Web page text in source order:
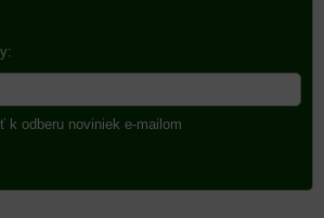
k odberu noviniek e-mailom